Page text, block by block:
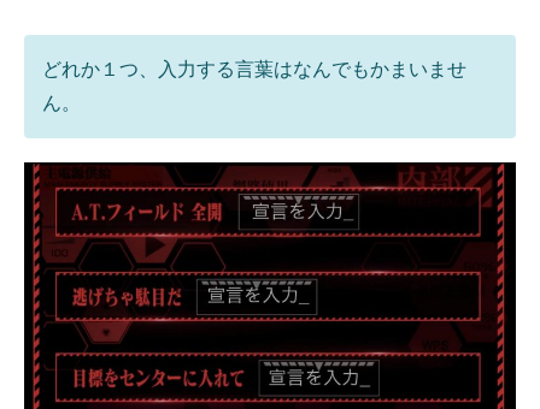
どれか１つ、入力する言葉はなんでもかまいませ
ん。